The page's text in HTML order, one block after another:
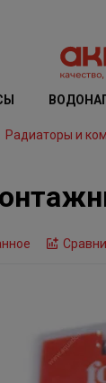
Радиаторы и